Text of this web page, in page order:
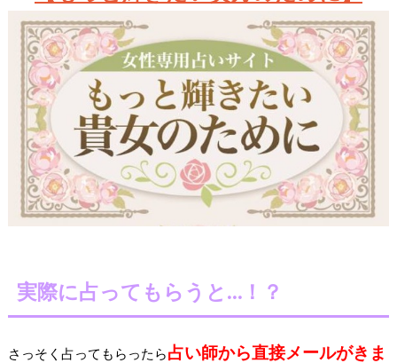
実際に占ってもらうと…！？
さっそく占ってもらったら占い師から直接メールがきま